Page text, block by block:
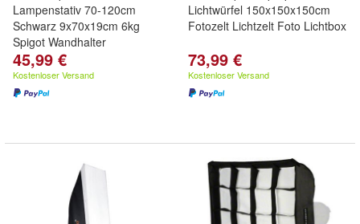
Lampenstativ 70-120cm
Schwarz 9x70x19cm 6kg
Spigot Wandhalter
45,99 €
Kostenloser Versand
Lichtwürfel 150x150x150cm
Fotozelt Lichtzelt Foto Lichtbox
73,99 €
Kostenloser Versand